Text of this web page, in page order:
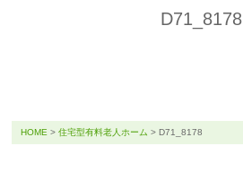
D71_8178
HOME >住宅型有料老人ホーム >D71_8178